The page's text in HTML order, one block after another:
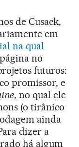
de Cusack,
em
na qual
no
futuros:
promissor, e
, no qual ele
(o tirânico
ainda
dizer a
há algum